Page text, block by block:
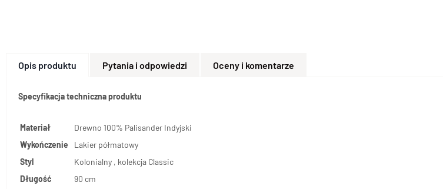
Opis produktu Pytania i odpowiedzi Oceny i komentarze
Specyfikacja techniczna produktu
Materiał
Drewno 100% Palisander Indyjski
Wykończenie
Lakier półmatowy
Styl
Kolonialny , kolekcja Classic
Długość
90 cm